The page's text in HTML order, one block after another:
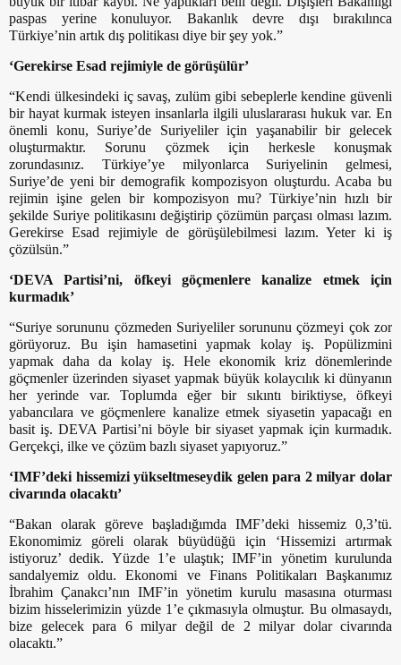
paspas yerine konuluyor. Bakanlık devre dışı bırakılınca
Türkiye’nin artık dış politikası diye bir şey yok.”
‘Gerekirse Esad rejimiyle de görüşülür’
“Kendi ülkesindeki iç savaş, zulüm gibi sebeplerle kendine güvenli
bir hayat kurmak isteyen insanlarla ilgili uluslararası hukuk var. En
önemli konu, Suriye’de Suriyeliler için yaşanabilir bir gelecek
oluşturmaktır. Sorunu çözmek için herkesle konuşmak
zorundasınız. Türkiye’ye milyonlarca Suriyelinin gelmesi,
Suriye’de yeni bir demografik kompozisyon oluşturdu. Acaba bu
rejimin işine gelen bir kompozisyon mu? Türkiye’nin hızlı bir
şekilde Suriye politikasını değiştirip çözümün parçası olması lazım.
Gerekirse Esad rejimiyle de görüşülebilmesi lazım. Yeter ki iş
çözülsün.”
‘DEVA Partisi’ni, öfkeyi göçmenlere kanalize etmek için
kurmadık’
“Suriye sorununu çözmeden Suriyeliler sorununu çözmeyi çok zor
görüyoruz. Bu işin hamasetini yapmak kolay iş. Popülizmini
yapmak daha da kolay iş. Hele ekonomik kriz dönemlerinde
göçmenler üzerinden siyaset yapmak büyük kolaycılık ki dünyanın
her yerinde var. Toplumda eğer bir sıkıntı biriktiyse, öfkeyi
yabancılara ve göçmenlere kanalize etmek siyasetin yapacağı en
basit iş. DEVA Partisi’ni böyle bir siyaset yapmak için kurmadık.
Gerçekçi, ilke ve çözüm bazlı siyaset yapıyoruz.”
‘IMF’deki hissemizi yükseltmeseydik gelen para 2 milyar dolar
civarında olacaktı’
“Bakan olarak göreve başladığımda IMF’deki hissemiz 0,3’tü.
Ekonomimiz göreli olarak büyüdüğü için ‘Hissemizi artırmak
istiyoruz’ dedik. Yüzde 1’e ulaştık; IMF’in yönetim kurulunda
sandalyemiz oldu. Ekonomi ve Finans Politikaları Başkanımız
İbrahim Çanakcı’nın IMF’in yönetim kurulu masasına oturması
bizim hisselerimizin yüzde 1’e çıkmasıyla olmuştur. Bu olmasaydı,
bize gelecek para 6 milyar değil de 2 milyar dolar civarında
olacaktı.”